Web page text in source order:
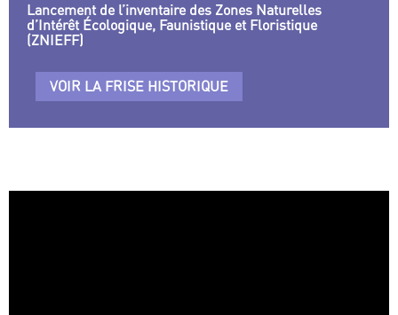
Lancement de l’inventaire des Zones Naturelles
d’Intérêt Écologique, Faunistique et Floristique
(ZNIEFF)
VOIR LA FRISE HISTORIQUE